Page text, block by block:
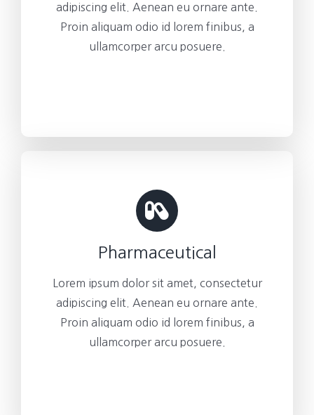
adipiscing elit. Aenean eu ornare ante.
Proin aliquam odio id lorem finibus, a
ullamcorper arcu posuere.
Pharmaceutical
Lorem ipsum dolor sit amet, consectetur
adipiscing elit. Aenean eu ornare ante.
Proin aliquam odio id lorem finibus, a
ullamcorper arcu posuere.